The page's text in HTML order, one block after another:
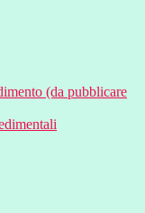
(da pubblicare